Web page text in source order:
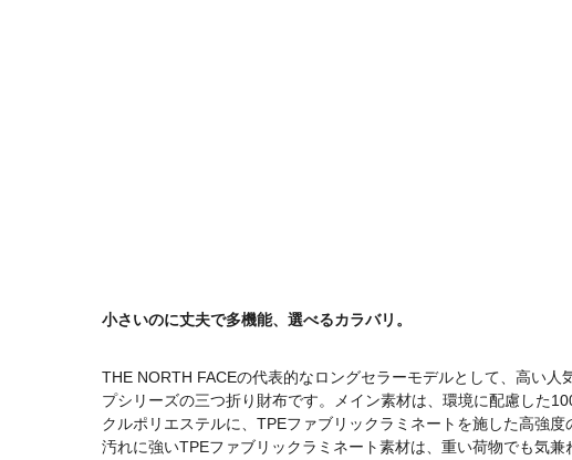
小さいのに丈夫で多機能、選べるカラバリ。
THE NORTH FACEの代表的なロングセラーモデルとして、高い人
プシリーズの三つ折り財布です。メイン素材は、環境に配慮した
クルポリエステルに、TPEファブリックラミネートを施した高強
汚れに強いTPEファブリックラミネート素材は、重い荷物でも気兼